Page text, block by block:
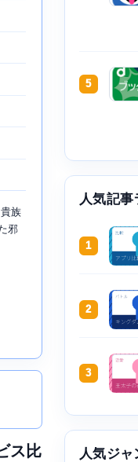
族
邪
ス比
5
人気記事
1
2
3
人気ジャ